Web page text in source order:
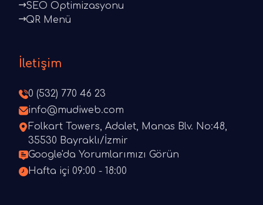
SEO Optimizasyonu
QR Menü
İletişim
0 (532) 770 46 23
info@mudiweb.com
Folkart Towers, Adalet, Manas Blv. No:48,
35530 Bayraklı/İzmir
Google'da Yorumlarımızı Görün
Hafta içi 09:00 - 18:00